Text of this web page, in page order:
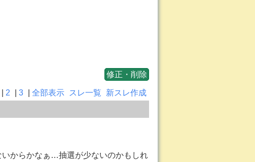
修正・削除
2 3 全部表示 スレ一覧
新スレ作成
からかなぁ…抽選が少ないのかもしれ